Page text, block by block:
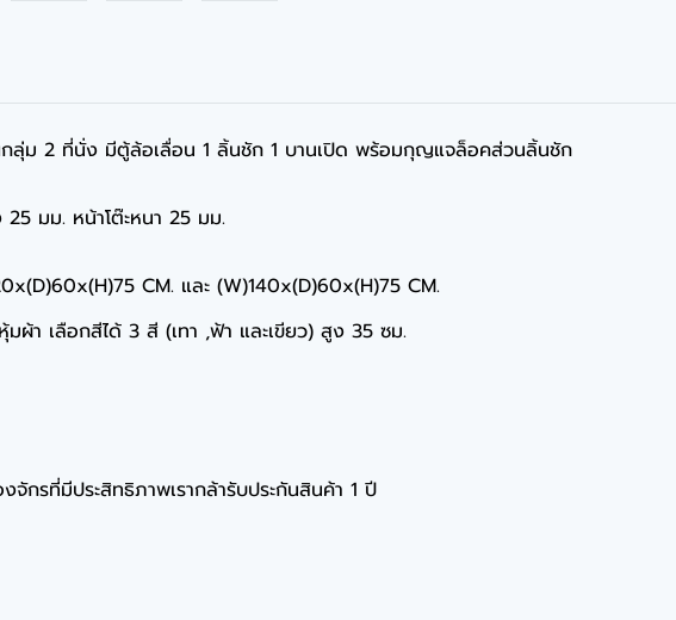
กลุ่ม 2 ที่นั่ง มีตู้ล้อเลื่อน 1 ลิ้นชัก 1 บานเปิด พร้อมกุญแจล็อคส่วนลิ้นชัก
25 มม. หน้าโต๊ะหนา 25 มม.
CM. และ (W)140x(D)60x(H)75 CM.
ผ้า เลือกสีได้ 3 สี (เทา ,ฟ้า และเขียว) สูง 35 ซม.
จักรที่มีประสิทธิภาพเรากล้ารับประกันสินค้า 1 ปี